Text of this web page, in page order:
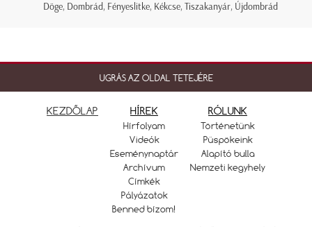
Döge, Dombrád, Fényeslitke, Kékcse, Tiszakanyár, Újdombrád
UGRÁS AZ OLDAL TETEJÉRE
KEZDŐLAP HÍREK
Hírfolyam
Videók
Eseménynaptár
Archívum
Címkék
Pályázatok
Benned bízom!
RÓLUNK
Történetünk
Püspökeink
Alapító bulla
Nemzeti kegyhely